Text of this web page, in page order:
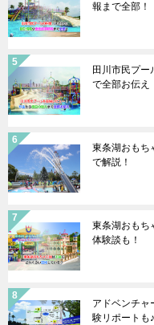
報まで全部！
田川市民プー
で全部お伝え
東条湖おもち
で解説！
東条湖おもち
体験談も！
アドベンチャ
験リポートも♪